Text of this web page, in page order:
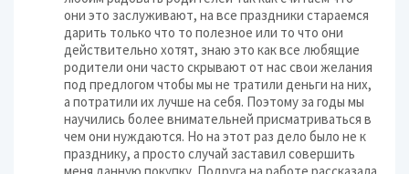
они это заслуживают, на все праздники стараемся
дарить только что то полезное или то что они
действительно хотят, знаю это как все любящие
родители они часто скрывают от нас свои желания
под предлогом чтобы мы не тратили деньги на них,
а потратили их лучше на себя. Поэтому за годы мы
научились более внимательней присматриваться в
чем они нуждаются. Но на этот раз дело было не к
празднику, а просто случай заставил совершить